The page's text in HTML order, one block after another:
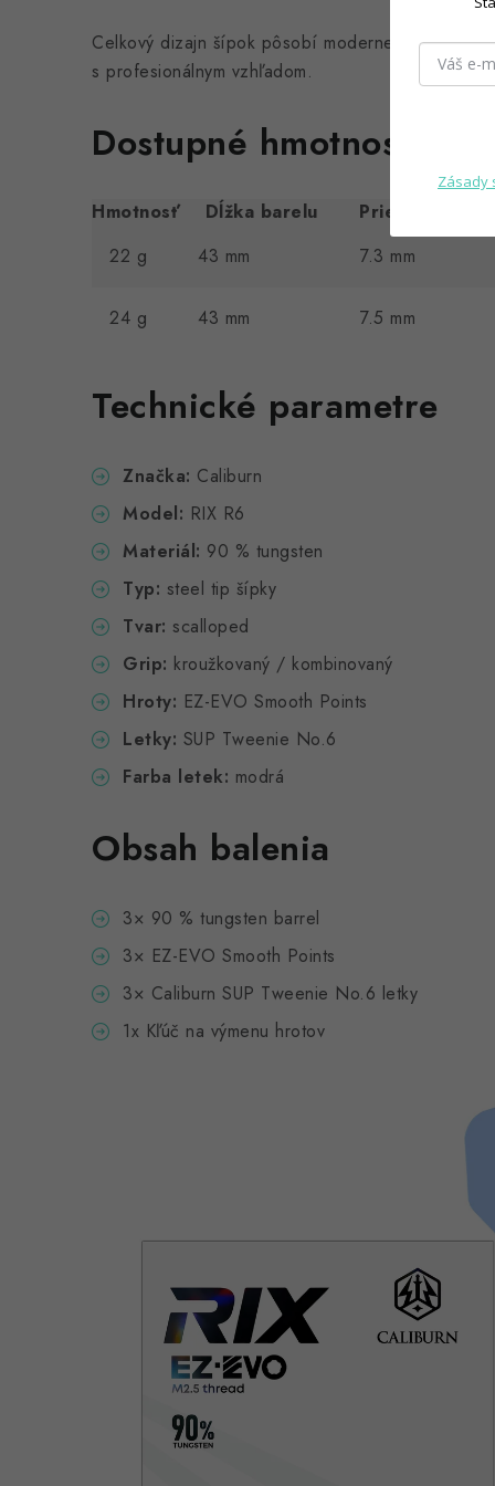
Celkový dizajn šípok pôsobí moderne a
s profesionálnym vzhľadom.
Dostupné hmotnosti
Hmotnosť Dĺžka barelu
Priemer barelu
22 g
43 mm 7.3 mm
24 g 43 mm 7.5 mm
Technické parametre
Značka: Caliburn
Model: RIX R6
Materiál: 90 % tungsten
Typ: steel tip šípky
Tvar: scalloped
Grip: kroužkovaný / kombinovaný
Hroty: EZ-EVO Smooth Points
Letky: SUP Tweenie No.6
Farba letek: modrá
Obsah balenia
3× 90 % tungsten barrel
3× EZ-EVO Smooth Points
3× Caliburn SUP Tweenie No.6 letky
1x Kľúč na výmenu hrotov
Zásady